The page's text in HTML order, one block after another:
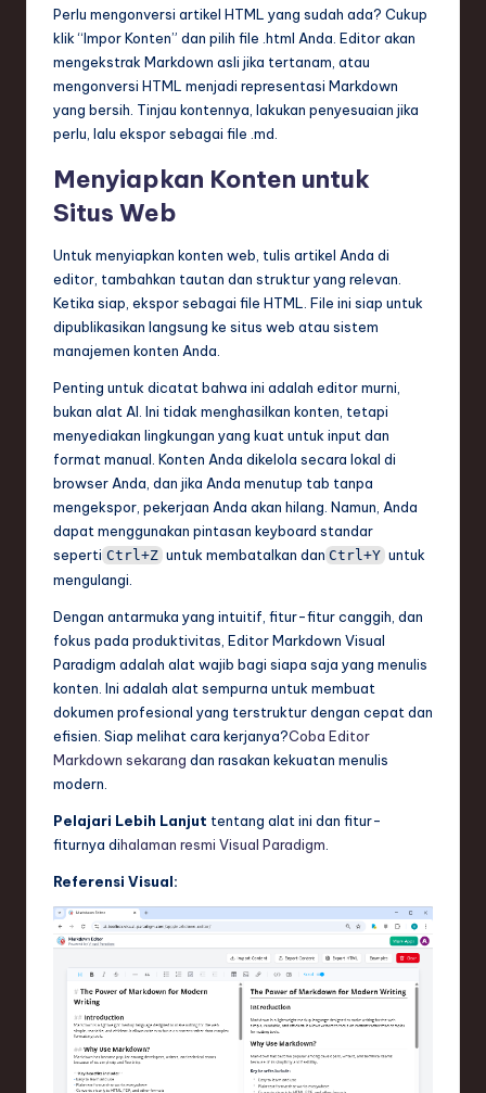
Perlu mengonversi artikel HTML yang sudah ada? Cukup
klik “Impor Konten” dan pilih file .html Anda. Editor akan
mengekstrak Markdown asli jika tertanam, atau
mengonversi HTML menjadi representasi Markdown
yang bersih. Tinjau kontennya, lakukan penyesuaian jika
perlu, lalu ekspor sebagai file .md.
Menyiapkan Konten untuk
Situs Web
Untuk menyiapkan konten web, tulis artikel Anda di
editor, tambahkan tautan dan struktur yang relevan.
Ketika siap, ekspor sebagai file HTML. File ini siap untuk
dipublikasikan langsung ke situs web atau sistem
manajemen konten Anda.
Penting untuk dicatat bahwa ini adalah editor murni,
bukan alat AI. Ini tidak menghasilkan konten, tetapi
menyediakan lingkungan yang kuat untuk input dan
format manual. Konten Anda dikelola secara lokal di
browser Anda, dan jika Anda menutup tab tanpa
mengekspor, pekerjaan Anda akan hilang. Namun, Anda
dapat menggunakan pintasan keyboard standar
seperti Ctrl+Z untuk membatalkan dan Ctrl+Y untuk
mengulangi.
Dengan antarmuka yang intuitif, fitur-fitur canggih, dan
fokus pada produktivitas, Editor Markdown Visual
Paradigm adalah alat wajib bagi siapa saja yang menulis
konten. Ini adalah alat sempurna untuk membuat
dokumen profesional yang terstruktur dengan cepat dan
efisien. Siap melihat cara kerjanya?Coba Editor
Markdown sekarang dan rasakan kekuatan menulis
modern.
Pelajari Lebih Lanjut tentang alat ini dan fitur-
fiturnya dihalaman resmi Visual Paradigm
Referensi Visual: